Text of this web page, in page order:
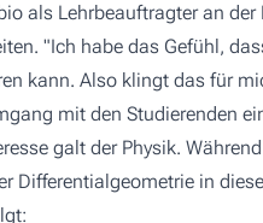
als Lehrbeauftragter an
"Ich habe das Gefühl,
kann. Also klingt das für
mit den Studierenden
galt der Physik.
Differentialgeometrie in